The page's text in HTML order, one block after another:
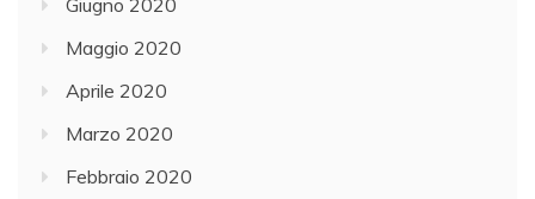
Maggio 2020
Aprile 2020
Marzo 2020
Febbraio 2020